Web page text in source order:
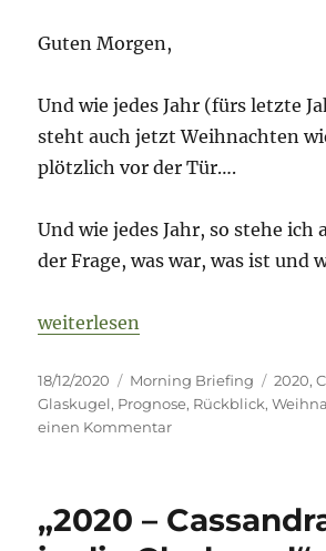
Guten Morgen,
Und wie jedes Jahr (fürs letzte
steht auch jetzt Weihnachten
plötzlich vor der Tür….
Und wie jedes Jahr, so stehe ich
der Frage, was war, was ist und
„Weihnachts-Briefing – 18.
weiterlesen
Veröffentlicht
am
18/12/2020 Kategorien
Morning Briefing 2020,
Glaskugel, Prognose, Rückblick,
einen Kommentarzu
18.
„2020 –